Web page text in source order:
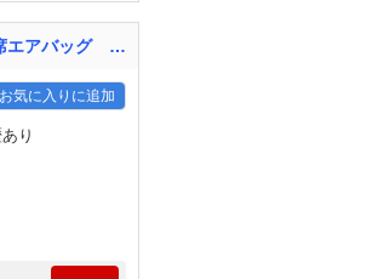
アクア Ｓ Ｒ１０／１ キーレス 純正ナビ バックモニター オートエアコン サンバイザー 白 ホワイト 運転席エアバッグ 助手席エアバッグ 衝突安全ボディ
お気に入りに追加
り